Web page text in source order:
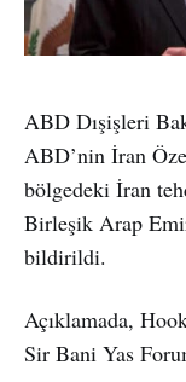
ABD Dışişleri
ABD’nin İran
bölgedeki İran
Birleşik Arap
bildirildi.
Açıklamada,
Sir Bani Yas